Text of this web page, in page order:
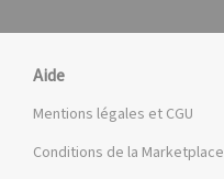
Aide
Mentions légales et CGU
Conditions de la Marketplace